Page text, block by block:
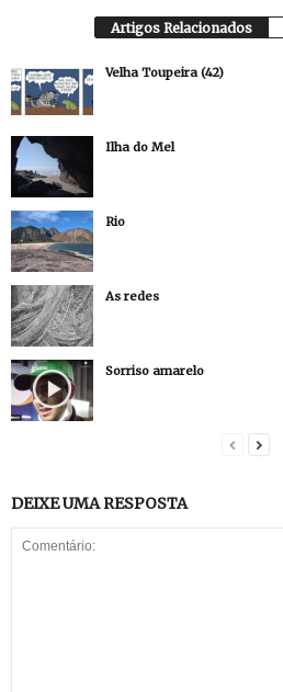
Artigos Relacionados
Velha Toupeira (42)
Ilha do Mel
Rio
As redes
Sorriso amarelo
DEIXE UMA RESPOSTA